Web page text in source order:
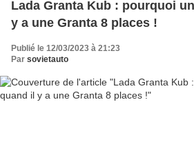
Lada Granta Kub : pourquoi
y a une Granta 8 places !
Publié le 12/03/2023 à 21:23
Par sovietauto